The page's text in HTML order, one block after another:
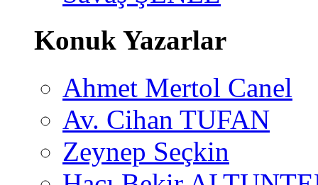
Konuk Yazarlar
Ahmet Mertol Canel
Av. Cihan TUFAN
Zeynep Seçkin